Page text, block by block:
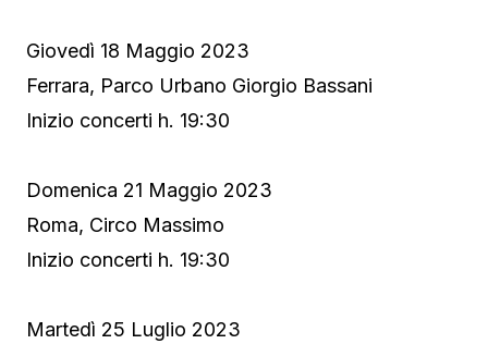
Giovedì 18 Maggio 2023
Ferrara, Parco Urbano Giorgio Bassani
Inizio concerti h. 19:30
Domenica 21 Maggio 2023
Roma, Circo Massimo
Inizio concerti h. 19:30
Martedì 25 Luglio 2023